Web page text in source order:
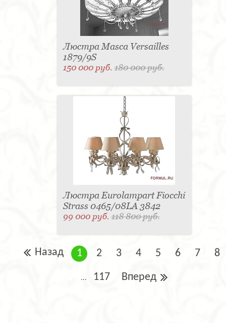
Люстра Masca Versailles
1879/9S
150 000 руб.180 000 руб.
Люстра Eurolampart Fiocchi
Strass 0465/08LA 3842
99 000 руб.118 800 руб.
Назад 1 2 3 4 5 6 7 8
... 117 Вперед